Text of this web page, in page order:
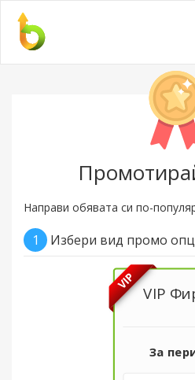
Направи обявата си по-
1 Избери вид промо
VIP
VIP
За